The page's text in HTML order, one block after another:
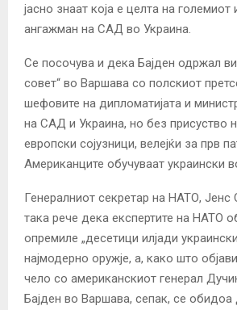
јасно знаат која е целта на
ангажман на САД во Украина.
Се посочува и дека Бајден одржал
совет“ во Варшава со полскиот
шефовите на дипломатијата и
на САД и Украина, но без присуство
европски сојузници, велејќи за прв
Американците обучуваат украински
Генералниот секретар на НАТО, Јенс
така рече дека експертите на НАТО
опремиле „десетици илјади
најмодерно оружје, а, како што
чело со американскиот генерал
Бајден во Варшава, сепак, се